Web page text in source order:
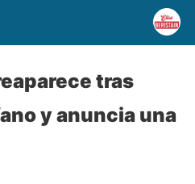
tras
y anuncia una